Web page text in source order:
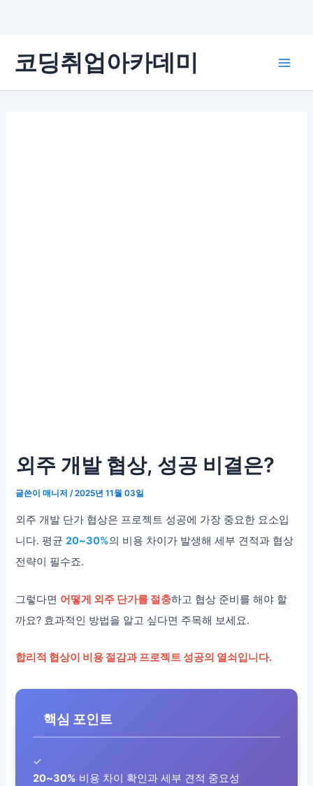
로
코딩취업아카데미
외주 개발 협상, 성공 비결은?
글쓴이매니저 /2025년 11월 03일
외주 개발 단가 협상은 프로젝트 성공에 가장 중요한 요소입
니다. 평균20~30%의 비용 차이가 발생해 세부 견적과 협상
전략이 필수죠.
그렇다면 어떻게 외주 단가를 절충하고 협상 준비를 해야 할
까요? 효과적인 방법을 알고 싶다면 주목해 보세요.
합리적 협상이 비용 절감과 프로젝트 성공의 열쇠입니다.
핵심 포인트
✓
20~30% 비용 차이 확인과 세부 견적 중요성